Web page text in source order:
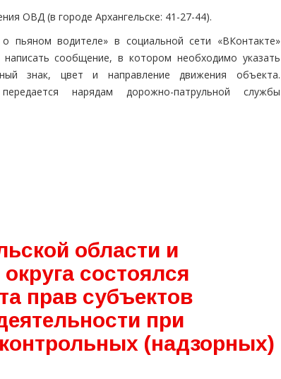
ОВД (в городе Архангельске: 41-27-44).
пьяном водителе» в социальной сети «ВКонтакте»
сообщение, в котором необходимо указать
знак, цвет и направление движения объекта.
нарядам дорожно-патрульной службы
области и
состоялся
прав субъектов
при
(надзорных)